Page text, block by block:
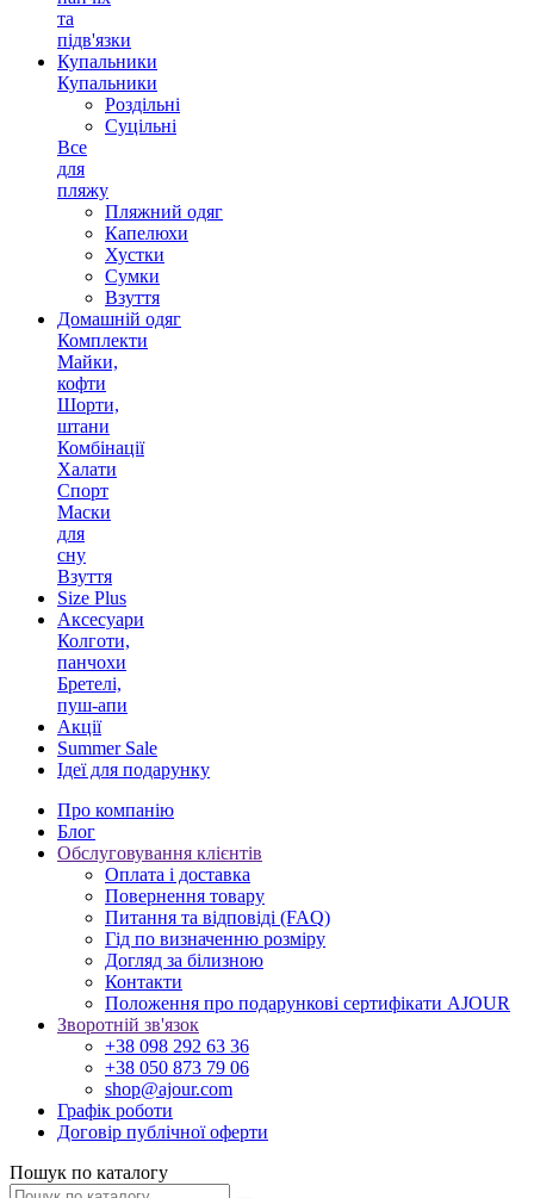
та
підв'язки
Купальники
Купальники
Роздільні
Суцільні
Все
для
пляжу
Пляжний одяг
Капелюхи
Хустки
Сумки
Взуття
Домашній одяг
Комплекти
Майки,
кофти
Шорти,
штани
Комбінації
Халати
Спорт
Маски
для
сну
Взуття
Size Plus
Аксесуари
Колготи,
панчохи
Бретелі,
пуш-апи
Акції
Summer Sale
Ідеї для подарунку
Про компанію
Блог
Обслуговування клієнтів
Оплата і доставка
Повернення товару
Питання та відповіді (FAQ)
Гід по визначенню розміру
Догляд за білизною
Контакти
Положення про подарункові сертифікати AJOUR
Зворотній зв'язок
+38 098 292 63 36
+38 050 873 79 06
shop@ajour.com
Графік роботи
Договір публічної оферти
Пошук по каталогу